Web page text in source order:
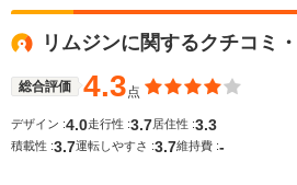
サイズ
(全長x全幅x全高)
全高
1.94m～1.95m
5.34m～5.37m
リムジンに関するクチコミ
総合評価 4.3点
デザイン :4.0走行性 :3.7 居住性 :3.3
積載性 :3.7運転しやすさ :3.7維持費 :-